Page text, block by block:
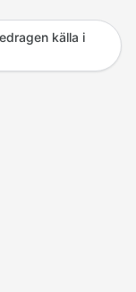
källa i